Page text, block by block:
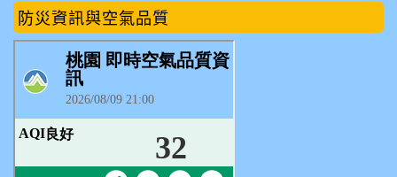
防災資訊與空氣品質